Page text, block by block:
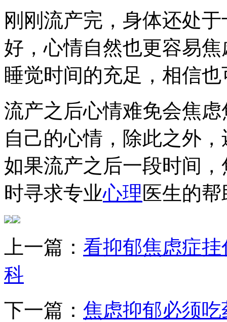
刚刚流产完，身体还处
好，心情自然也更容易
睡觉时间的充足，相信
流产之后心情难免会焦
自己的心情，除此之外
如果流产之后一段时间
时寻求专业心理医生的
上一篇： 看抑郁焦虑症
科
下一篇： 焦虑抑郁必须